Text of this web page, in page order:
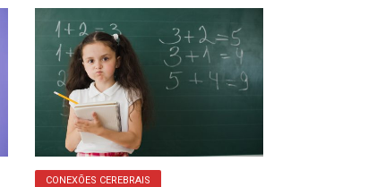
CONEXÕES CEREBRAIS